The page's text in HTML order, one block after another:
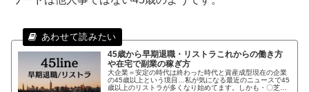
45歳から早期退職・リストラこれからの働き方
や在宅で副業の稼ぎ方
大企業＝安定の時代は終わった時代と資産成型現在の企業
の45歳以上という境目…私が気になる最近のニュースで45
歳以上のリストラが多くなり始めてます。しかも・〇芝・